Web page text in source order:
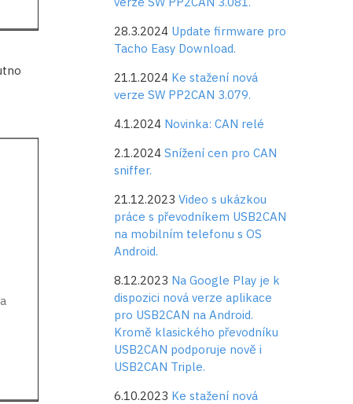
28.3.2024 Update firmware pro
Tacho Easy Download.
21.1.2024 Ke stažení nová
verze SW PP2CAN 3.079.
4.1.2024 Novinka: CAN relé
2.1.2024 Snížení cen pro CAN
sniffer.
21.12.2023 Video s ukázkou
práce s převodníkem USB2CAN
na mobilním telefonu s OS
Android.
8.12.2023 Na Google Play je k
dispozici nová verze aplikace
pro USB2CAN na Android.
Kromě klasického převodníku
USB2CAN podporuje nově i
USB2CAN Triple.
6.10.2023 Ke stažení nová